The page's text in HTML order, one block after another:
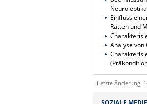
Neuroleptika
Einfluss
Ratten und
Analyse
Letzte Änderung: